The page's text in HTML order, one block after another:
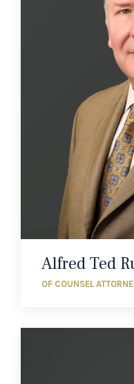
Alfred Ted
OF COUNSEL